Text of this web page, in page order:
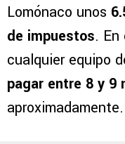
Lomónaco unos
de impuestos.
cualquier equipo
pagar entre 8 y 9
aproximadamente.